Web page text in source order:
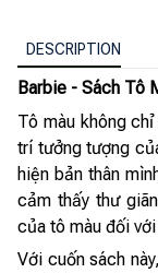
DESCRIPTION
Barbie - Sách Tô
Tô màu không
trí tưởng tượng
hiện bản thân
cảm thấy thư
của tô màu đối
Với cuốn sách